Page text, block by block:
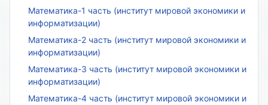
Математика-1 часть (институт мировой экономики и
информатизации)
Математика-2 часть (институт мировой экономики и
информатизации)
Математика-3 часть (институт мировой экономики и
информатизации)
Математика-4 часть (институт мировой экономики и